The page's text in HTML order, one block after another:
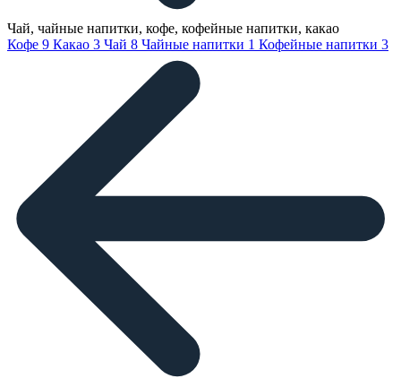
Чай, чайные напитки, кофе, кофейные напитки, какао
Кофе 9 Какао 3 Чай 8 Чайные напитки 1 Кофейные напитки 3